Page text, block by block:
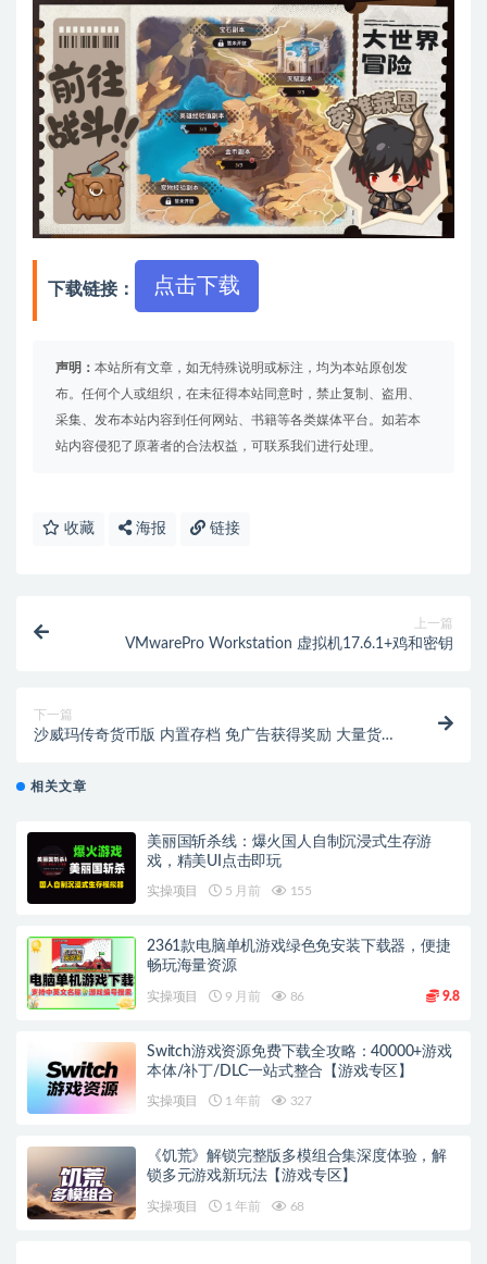
下载链接： 点击下载
声明： 本站所有文章，如无特殊说明或标注，均为本站原创发
布。任何个人或组织，在未征得本站同意时，禁止复制、盗用、
采集、发布本站内容到任何网站、书籍等各类媒体平台。如若本
站内容侵犯了原著者的合法权益，可联系我们进行处理。
收藏 海报 链接
上一篇
VMwarePro Workstation 虚拟机17.6.1+鸡和密钥
下一篇
沙威玛传奇货币版 内置存档 免广告获得奖励 大量货币
相关文章
美丽国斩杀线：爆火国人自制沉浸式生存游
戏，精美UI点击即玩
实操项目 5 月前 155
2361款电脑单机游戏绿色免安装下载器，便捷
畅玩海量资源
实操项目 9 月前 86 9.8
Switch游戏资源免费下载全攻略：40000+游戏
本体/补丁/DLC一站式整合【游戏专区】
实操项目 1 年前 327
《饥荒》解锁完整版多模组合集深度体验，解
锁多元游戏新玩法【游戏专区】
实操项目 1 年前 68